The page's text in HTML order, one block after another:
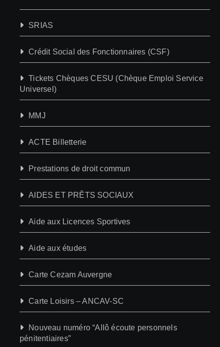
SRIAS
Crédit Social des Fonctionnaires (CSF)
Tickets Chèques CESU (Chèque Emploi Service
Universel)
MMJ
ACTE Billetterie
Prestations de droit commun
AIDES ET PRÊTS SOCIAUX
Aide aux Licences Sportives
Aide aux études
Carte Cezam Auvergne
Carte Loisirs – ANCAV-SC
Nouveau numéro “Allô écoute personnels
pénitentiaires”